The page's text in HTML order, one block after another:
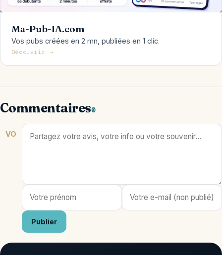
Ma-Pub-IA.com
Vos pubs créées en 2 mn, publiées en 1 clic.
Découvrir →
Commentaires0
VO
Publier